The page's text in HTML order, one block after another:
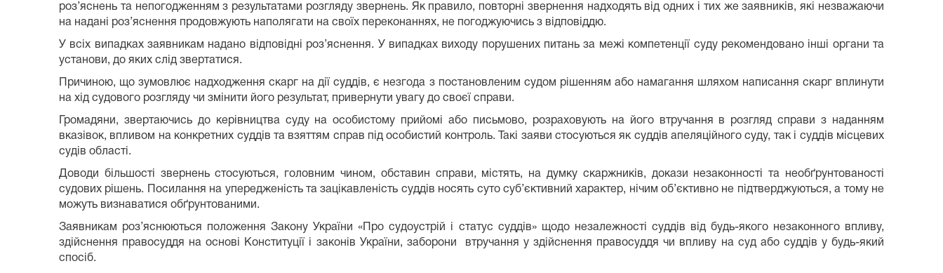
роз’яснень та непогодженням з результатами розгляду звернень. Як правило, повторні звернення надходять від одних і тих же заявників, які незважаючи
на надані роз’яснення продовжують наполягати на своїх переконаннях, не погоджуючись з відповіддю.
У всіх випадках заявникам надано відповідні роз’яснення. У випадках виходу порушених питань за межі компетенції суду рекомендовано інші органи та
установи, до яких слід звертатися.
Причиною, що зумовлює надходження скарг на дії суддів, є незгода з постановленим судом рішенням або намагання шляхом написання скарг вплинути
на хід судового розгляду чи змінити його результат, привернути увагу до своєї справи.
Громадяни, звертаючись до керівництва суду на особистому прийомі або письмово, розраховують на його втручання в розгляд справи з наданням
вказівок, впливом на конкретних суддів та взяттям справ під особистий контроль. Такі заяви стосуються як суддів апеляційного суду, так і суддів місцевих
судів області.
Доводи більшості звернень стосуються, головним чином, обставин справи, містять, на думку скаржників, докази незаконності та необґрунтованості
судових рішень. Посилання на упередженість та зацікавленість суддів носять суто суб’єктивний характер, нічим об’єктивно не підтверджуються, а тому не
можуть визнаватися обґрунтованими.
Заявникам роз’яснюються положення Закону України «Про судоустрій і статус суддів» щодо незалежності суддів від будь-якого незаконного впливу,
здійснення правосуддя на основі Конституції і законів України, заборони втручання у здійснення правосуддя чи впливу на суд або суддів у будь-який
спосіб.